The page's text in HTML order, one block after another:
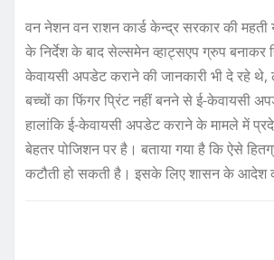
वन नेशन वन राशन कार्ड केन्द्र सरकार की
के निर्देश के बाद सेल्समेन व्हाट्सएप ग्रुप बनाकर
केवायसी अपडेट कराने की जानकारी भी दे रहे
बच्चों का फिंगर प्रिंट नहीं बनने से ई-केवायसी
हालांकि ई-केवायसी अपडेट कराने के मामले में
बेहतर पोजिशन पर है। बताया गया है कि ऐसे
कटौती हो सकती है। इसके लिए शासन के आदेश